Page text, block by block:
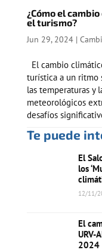
¿Cómo el
el turismo?
Jun 29, 2024|
El cambio
turística a un ritmo
las temperaturas y
meteorológicos
desafíos
Te puede
El
los
12/11/
El
URV-
2024